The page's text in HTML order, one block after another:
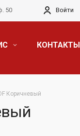
50 Войти
КОНТАКТЫ
Коричневый